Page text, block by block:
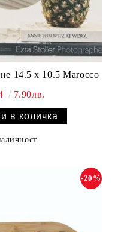
14.5 х 10.5 Marocco
7.90лв.
-20%